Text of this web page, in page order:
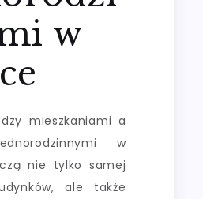
w
mieszkaniami a
w
nie tylko samej
ale także